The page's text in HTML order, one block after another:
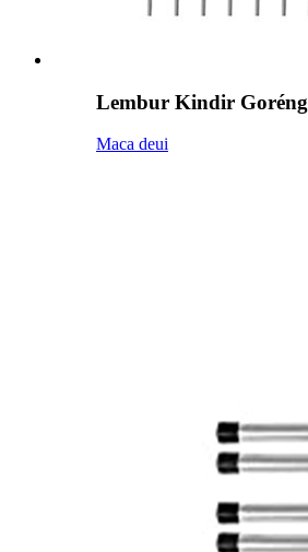
Lembur Kindir Goréng
Maca deui